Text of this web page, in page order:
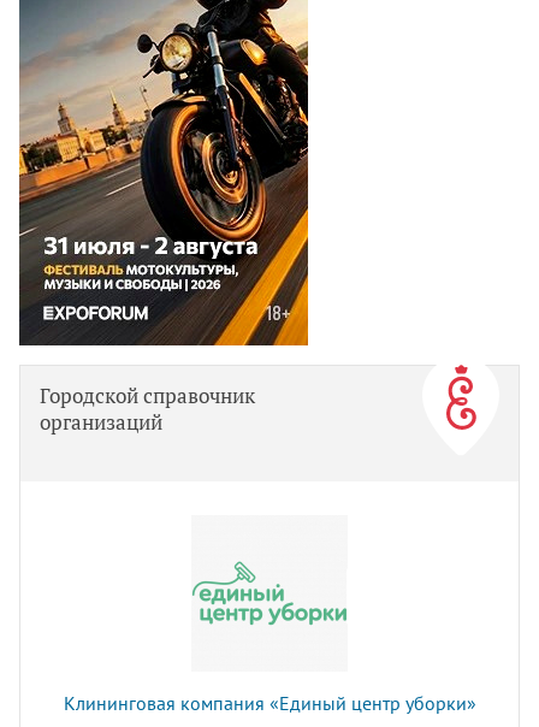
Городской справочник
организаций
Клининговая компания «Единый центр уборки»